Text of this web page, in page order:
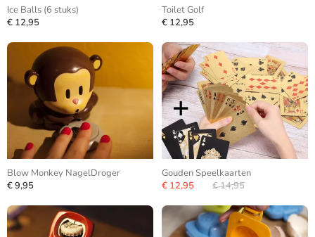
Ice Balls (6 stuks)
€ 12,95
Toilet Golf
€ 12,95
Blow Monkey NagelDroger
€ 9,95
Gouden Speelkaarten
€ 12,95
€ 14,95